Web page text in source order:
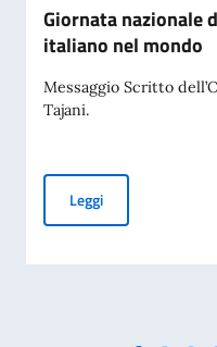
Giornata nazionale
italiano nel mondo
Messaggio Scritto
Tajani.
LeggiGiornata